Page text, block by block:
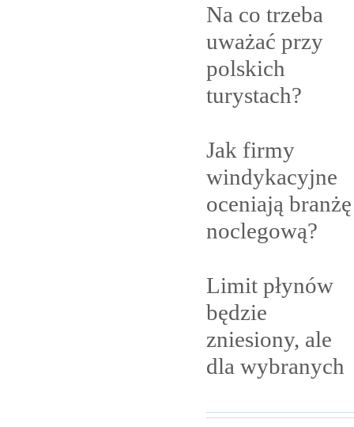
Na co trzeba
uważać przy
polskich
turystach?
Jak firmy
windykacyjne
oceniają branżę
noclegową?
Limit płynów
będzie
zniesiony, ale
dla wybranych